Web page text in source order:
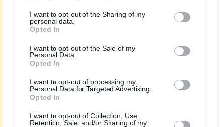
not limited to your visit or usage behaviour. You may click to
grant or deny consent to Google and its third-party tags to
use your data for below specified purposes in below Google
consent section.
I want to opt-out of the Sharing of my
personal data.
Opted In
I want to opt-out of the Sale of my
Personal Data.
Opted In
I want to opt-out of processing my
Personal Data for Targeted Advertising.
Opted In
I want to opt-out of Collection, Use,
Retention, Sale, and/or Sharing of my
συμπεράσματα του 1ου Συνεδρίου του Δήμου
Ζαχάρως «Οικοσύστημα Καϊάφα - Κυπαρισσιακός
Προεδρικού Διατάγματος του 2018 που εμποδίζουν
τις αναπτυξιακές προοπτικές της περιοχής